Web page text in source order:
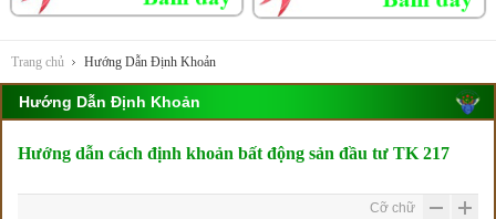
Trang chủ Hướng Dẫn Định Khoản
Hướng Dẫn Định Khoản
Hướng dẫn cách định khoản bất động sản đầu tư TK 217
Cỡ chữ